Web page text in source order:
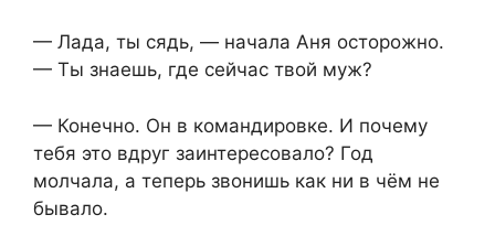
— Лада, ты сядь, — начала Аня осторожно.
— Ты знаешь, где сейчас твой муж?
— Конечно. Он в командировке. И почему
тебя это вдруг заинтересовало? Год
молчала, а теперь звонишь как ни в чём не
бывало.